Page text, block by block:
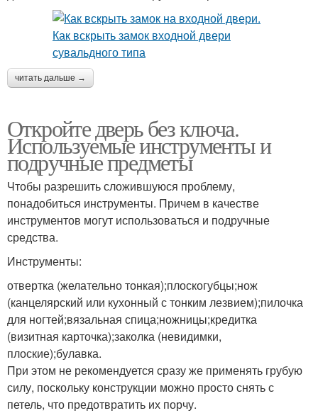
читать дальше →
Откройте дверь без ключа.
Используемые инструменты и
подручные предметы
Чтобы разрешить сложившуюся проблему,
понадобиться инструменты. Причем в качестве
инструментов могут использоваться и подручные
средства.
Инструменты:
отвертка (желательно тонкая);плоскогубцы;нож
(канцелярский или кухонный с тонким лезвием);пилочка
для ногтей;вязальная спица;ножницы;кредитка
(визитная карточка);заколка (невидимки,
плоские);булавка.
При этом не рекомендуется сразу же применять грубую
силу, поскольку конструкции можно просто снять с
петель, что предотвратить их порчу.